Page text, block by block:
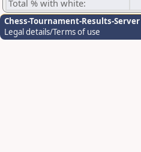
Total % with white:
Chess-Tournament-Results-Server
Legal details/Terms of use